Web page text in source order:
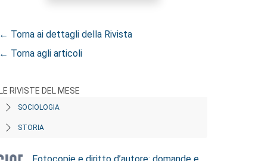
← Torna ai dettagli della Rivista
← Torna agli articoli
LE RIVISTE DEL MESE
SOCIOLOGIA
STORIA